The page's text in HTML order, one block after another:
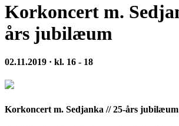
Korkoncert m.
års jubilæum
02.11.2019 · kl. 16 - 18
Korkoncert m. Sedjanka // 25-års jubilæum